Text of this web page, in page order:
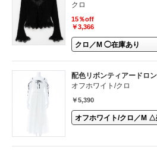
クロ
15％off
￥3,366
配色リボンティアードロ
オフホワイト/クロ
￥5,390